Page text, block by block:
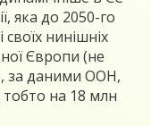
яка до 2050-го
нинішніх
Європи (не
за даними ООН,
тобто на 18 млн